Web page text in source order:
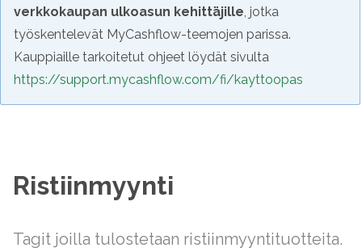
verkkokaupan ulkoasun kehittäjille, jotka
työskentelevät MyCashflow-teemojen parissa.
Kauppiaille tarkoitetut ohjeet löydät sivulta
https://support.mycashflow.com/fi/kayttoopas
Ristiinmyynti
Tagit joilla tulostetaan ristiinmyyntituotteita.